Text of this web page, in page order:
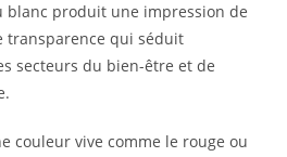
blanc produit une impression de
transparence qui séduit
secteurs du bien-être et de
couleur vive comme le rouge ou